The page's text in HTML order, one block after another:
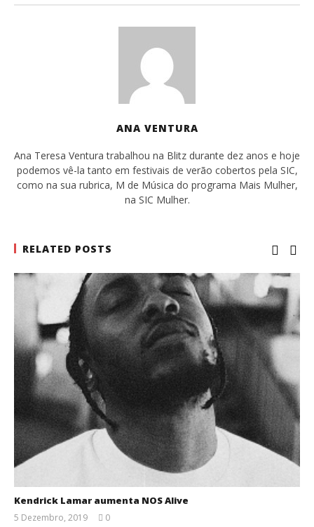
ANA VENTURA
Ana Teresa Ventura trabalhou na Blitz durante dez anos e hoje
podemos vê-la tanto em festivais de verão cobertos pela SIC,
como na sua rubrica, M de Música do programa Mais Mulher,
na SIC Mulher.
RELATED POSTS
Kendrick Lamar aumenta NOS Alive
5 Dezembro, 2019
0